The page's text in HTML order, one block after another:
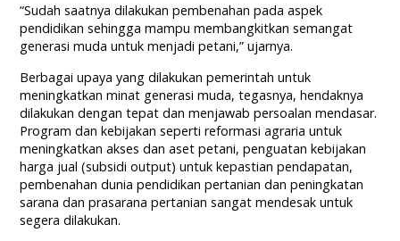
“Sudah saatnya dilakukan pembenahan pada aspek
pendidikan sehingga mampu membangkitkan semangat
generasi muda untuk menjadi petani,” ujarnya.
Berbagai upaya yang dilakukan pemerintah untuk
meningkatkan minat generasi muda, tegasnya, hendaknya
dilakukan dengan tepat dan menjawab persoalan mendasar.
Program dan kebijakan seperti reformasi agraria untuk
meningkatkan akses dan aset petani, penguatan kebijakan
harga jual (subsidi output) untuk kepastian pendapatan,
pembenahan dunia pendidikan pertanian dan peningkatan
sarana dan prasarana pertanian sangat mendesak untuk
segera dilakukan.